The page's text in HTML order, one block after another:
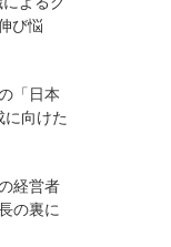
び悩
「日本
向けた
経営者
の裏に